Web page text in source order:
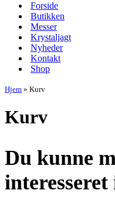
Forside
Butikken
Messer
Krystaljagt
Nyheder
Kontakt
Shop
Hjem » Kurv
Kurv
Du kunne